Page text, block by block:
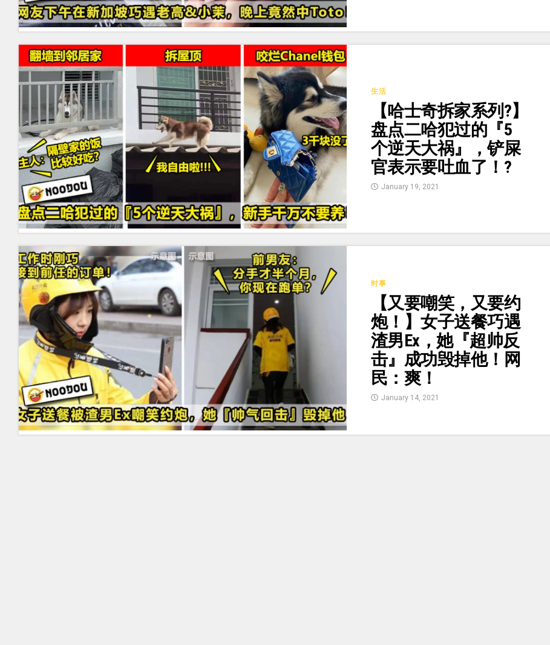
生活
【哈士奇拆家系列?】
盘点二哈犯过的『5
个逆天大祸』，铲屎
官表示要吐血了！?
January 19, 2021
时事
【又要嘲笑，又要约
炮！】女子送餐巧遇
渣男Ex，她『超帅反
击』成功毁掉他！网
民：爽！
January 14, 2021